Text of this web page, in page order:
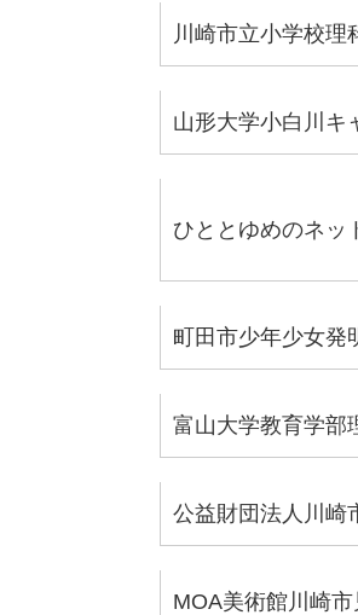
川崎市立小学校理
山形大学小白川キ
ひととゆめのネッ
町田市少年少女発
富山大学教育学部
公益財団法人川崎
MOA美術館川崎